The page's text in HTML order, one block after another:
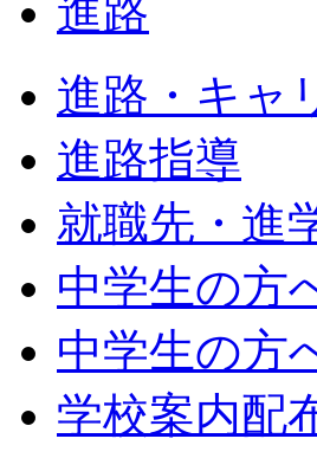
進路
進路・キャ
進路指導
就職先・進
中学生の方
中学生の方
学校案内配